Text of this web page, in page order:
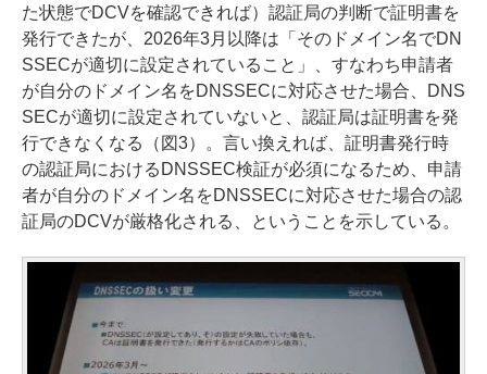
た状態でDCVを確認できれば）認証局の判断で証明書を
発行できたが、2026年3月以降は「そのドメイン名でDN
SSECが適切に設定されていること」、すなわち申請者
が自分のドメイン名をDNSSECに対応させた場合、DNS
SECが適切に設定されていないと、認証局は証明書を発
行できなくなる（図3）。言い換えれば、証明書発行時
の認証局におけるDNSSEC検証が必須になるため、申請
者が自分のドメイン名をDNSSECに対応させた場合の認
証局のDCVが厳格化される、ということを示している。